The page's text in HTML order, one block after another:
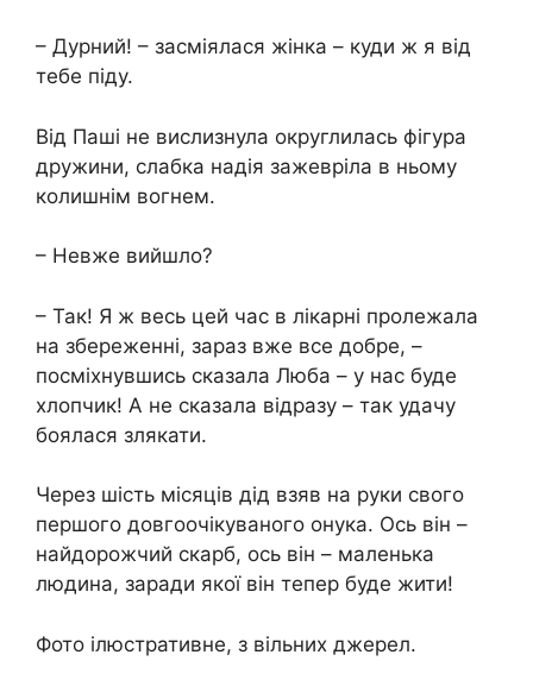
– Дуpний! – засміялася жінка – куди ж я від
тебе піду.
Від Паші не вислизнула округлилась фігура
дружини, слабка надія зажевріла в ньому
колишнім вогнем.
– Невже вийшло?
– Так! Я ж весь цей час в лікарні пролежала
на збереженні, зараз вже все добре, –
посміхнувшись сказала Люба – у нас буде
хлопчик! А не сказала відразу – так удачу
боялася злякати.
Через шість місяців дід взяв на руки свого
першого довгоочікуваного онука. Ось він –
найдорожчий скарб, ось він – маленька
людина, заради якої він тепер буде жити!
Фото ілюстративне, з вільних джерел.